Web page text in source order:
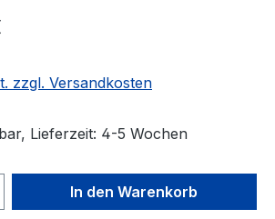
zzgl. Versandkosten
Lieferzeit: 4-5 Wochen
Gib den
In den Warenkorb